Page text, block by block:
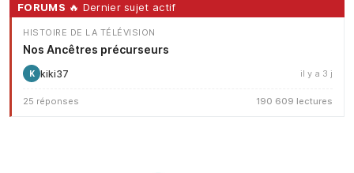
FORUMS 🔥 Dernier sujet actif
HISTOIRE DE LA TÉLÉVISION
Nos Ancêtres précurseurs
K kiki37 il y a 3 j
25 réponses 190 609 lectures